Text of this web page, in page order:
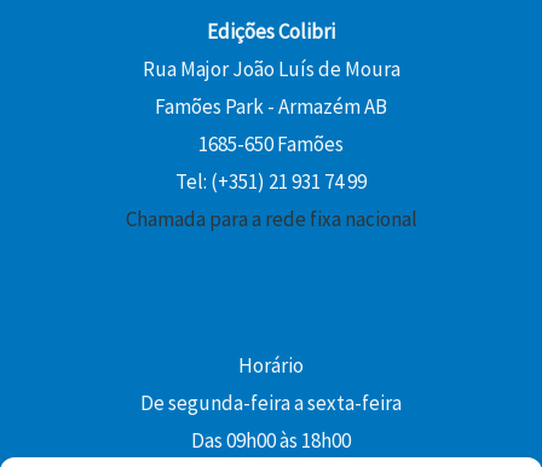
Edições Colibri
Rua Major João Luís de Moura
Famões Park - Armazém AB
1685-650 Famões
Tel: (+351) 21 931 74 99
Chamada para a rede fixa nacional
Horário
De segunda-feira a sexta-feira
Das 09h00 às 18h00